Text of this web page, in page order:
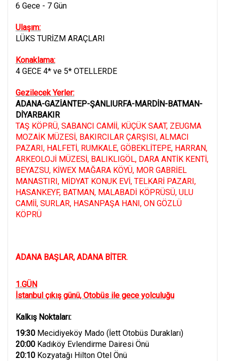
6 Gece - 7 Gün
Ulaşım:
LÜKS TURİZM ARAÇLARI
Konaklama:
4 GECE 4* ve 5* OTELLERDE
Gezilecek Yerler:
ADANA-GAZİANTEP-ŞANLIURFA-MARDİN-BATMAN-
DİYARBAKIR
TAŞ KÖPRÜ, SABANCI CAMİİ, KÜÇÜK SAAT, ZEUGMA
MOZAİK MÜZESİ, BAKIRCILAR ÇARŞISI, ALMACI
PAZARI, HALFETİ, RUMKALE, GÖBEKLİTEPE, HARRAN,
ARKEOLOJİ MÜZESİ, BALIKLIGÖL, DARA ANTİK KENTİ,
BEYAZSU, KİWEX MAĞARA KÖYÜ, MOR GABRİEL
MANASTIRI, MİDYAT KONUK EVİ, TELKARİ PAZARI,
HASANKEYF, BATMAN, MALABADİ KÖPRÜSÜ, ULU
CAMİİ, SURLAR, HASANPAŞA HANI, ON GÖZLÜ
KÖPRÜ
ADANA BAŞLAR, ADANA BİTER.
1.GÜN
İstanbul çıkış günü, Otobüs ile gece yolculuğu
Kalkış Noktaları:
19:30 Mecidiyeköy Mado (İett Otobüs Durakları)
20:00 Kadıköy Evlendirme Dairesi Önü
20:10 Kozyatağı Hilton Otel Önü